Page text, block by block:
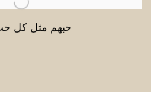
حبهم مثل كل